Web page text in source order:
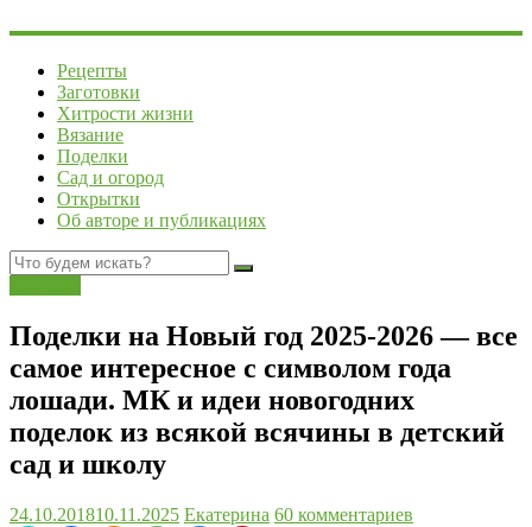
Рецепты
Заготовки
Хитрости жизни
Вязание
Поделки
Сад и огород
Открытки
Об авторе и публикациях
Поделки на Новый год 2025-2026 — все
самое интересное с символом года
лошади. МК и идеи новогодних
поделок из всякой всячины в детский
сад и школу
24.10.201810.11.2025 Екатерина 60 комментариев